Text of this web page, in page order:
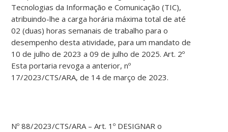
Tecnologias da Informação e Comunicação (TIC),
atribuindo-lhe a carga horária máxima total de até
02 (duas) horas semanais de trabalho para o
desempenho desta atividade, para um mandato de
10 de julho de 2023 a 09 de julho de 2025. Art. 2º
Esta portaria revoga a anterior, nº
17/2023/CTS/ARA, de 14 de março de 2023.
Nº 88/2023/CTS/ARA – Art. 1º DESIGNAR o